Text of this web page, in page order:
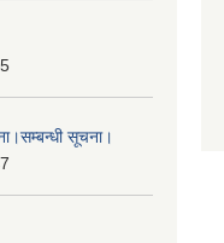
सूचना।